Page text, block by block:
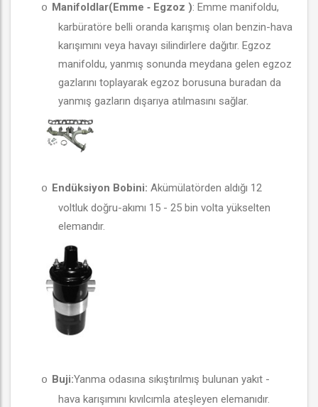
o Manifoldlar(Emme- Egzoz ): Emme manifoldu,
karbüratöre belli oranda karışmış olan benzin-hava
karışımını veya havayı silindirlere dağıtır. Egzoz
manifoldu, yanmış sonunda meydana gelen egzoz
gazlarını toplayarak egzoz borusuna buradan da
yanmış gazların dışarıya atılmasını sağlar.
o Endüksiyon Bobini: Akümülatörden aldığı 12
voltluk doğru-akımı 15 - 25 bin volta yükselten
elemandır.
o Buji:Yanma odasına sıkıştırılmış bulunan yakıt -
hava karışımını kıvılcımla ateşleyen elemanıdır.